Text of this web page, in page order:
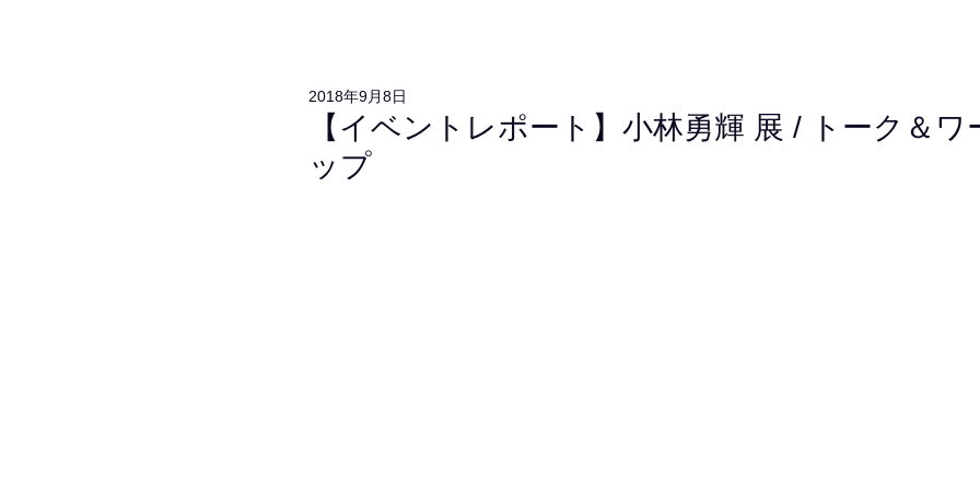
【イベントレポート】小林勇輝 展 / トーク＆ワ
ップ
2018年9月8日